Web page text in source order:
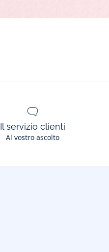
Il servizio clienti
Al vostro ascolto